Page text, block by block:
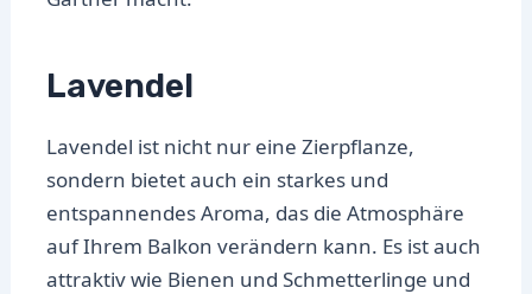
Lavendel
Lavendel ist nicht nur eine Zierpflanze,
sondern bietet auch ein starkes und
entspannendes Aroma, das die Atmosphäre
auf Ihrem Balkon verändern kann. Es ist auch
attraktiv wie Bienen und Schmetterlinge und